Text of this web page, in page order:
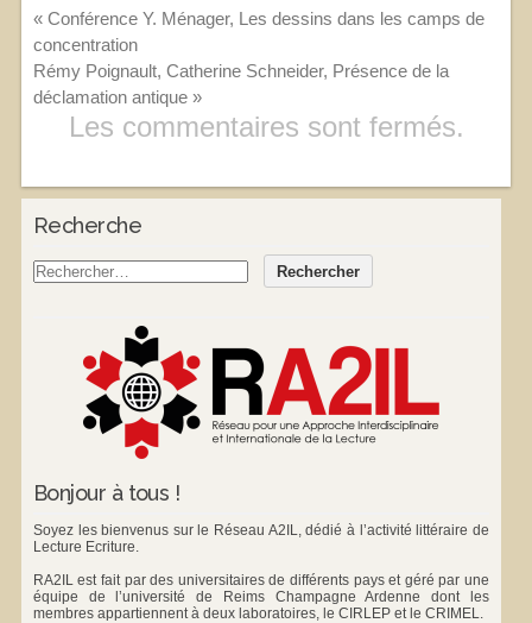
«Conférence Y. Ménager, Les dessins dans les camps de
concentration
Rémy Poignault, Catherine Schneider, Présence de la
déclamation antique »
Les commentaires sont fermés.
Recherche
Bonjour à tous !
Soyez les bienvenus sur le Réseau A2IL, dédié à l’activité littéraire de
Lecture Ecriture.
RA2IL est fait par des universitaires de différents pays et géré par une
équipe de l’université de Reims Champagne Ardenne dont les
membres appartiennent à deux laboratoires, le CIRLEPet le CRIMEL